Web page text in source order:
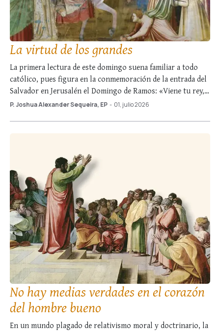
La virtud de los grandes
La primera lectura de este domingo suena familiar a todo
católico, pues figura en la conmemoración de la entrada del
Salvador en Jerusalén el Domingo de Ramos: «Viene tu rey,
justo y triunfador, pobre y montado en un borrico» (Zac 9,
P. Joshua Alexander Sequeira, EP - 01, julio 2026
No hay medias verdades en el corazón
del hombre bueno
En un mundo plagado de relativismo moral y doctrinario, la